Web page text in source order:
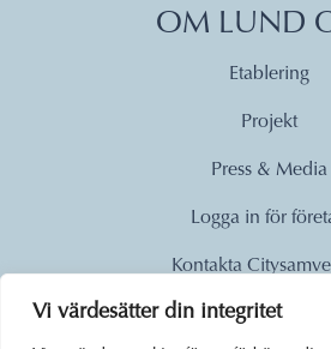
Vi värdesätter din integritet
OM LUND
Etablering
Projekt
Press & Media
Logga in för
Kontakta